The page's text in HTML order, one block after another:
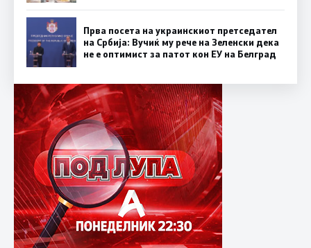
Прва посета на украинскиот претседател
на Србија: Вучиќ му рече на Зеленски дека
не е оптимист за патот кон ЕУ на Белград